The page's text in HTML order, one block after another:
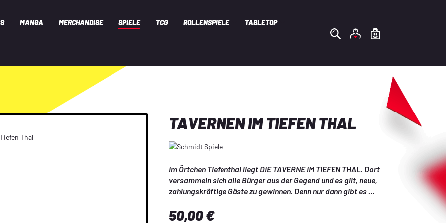
MANGA MERCHANDISE SPIELE TCG ROLLENSPIELE TABLETOP
TAVERNEN IM TIEFEN THAL
Im Örtchen Tiefenthal liegt DIE TAVERNE IM TIEFEN THAL. Dort
versammeln sich alle Bürger aus der Gegend und es gilt, neue,
zahlungskräftige Gäste zu gewinnen. Denn nur dann gibt es
Taverne zu locken. Aber welcher Ausbau ist der Richtige? Ist die
Regulärer Preis:
50,00 €